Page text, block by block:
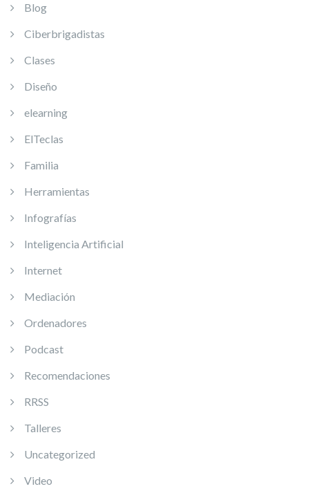
Blog
Ciberbrigadistas
Clases
Diseño
elearning
ElTeclas
Familia
Herramientas
Infografías
Inteligencia Artificial
Internet
Mediación
Ordenadores
Podcast
Recomendaciones
RRSS
Talleres
Uncategorized
Video